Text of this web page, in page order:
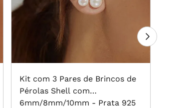
Kit com 3 Pares de Brincos de
Pérolas Shell com
6mm/8mm/10mm - Prata 925